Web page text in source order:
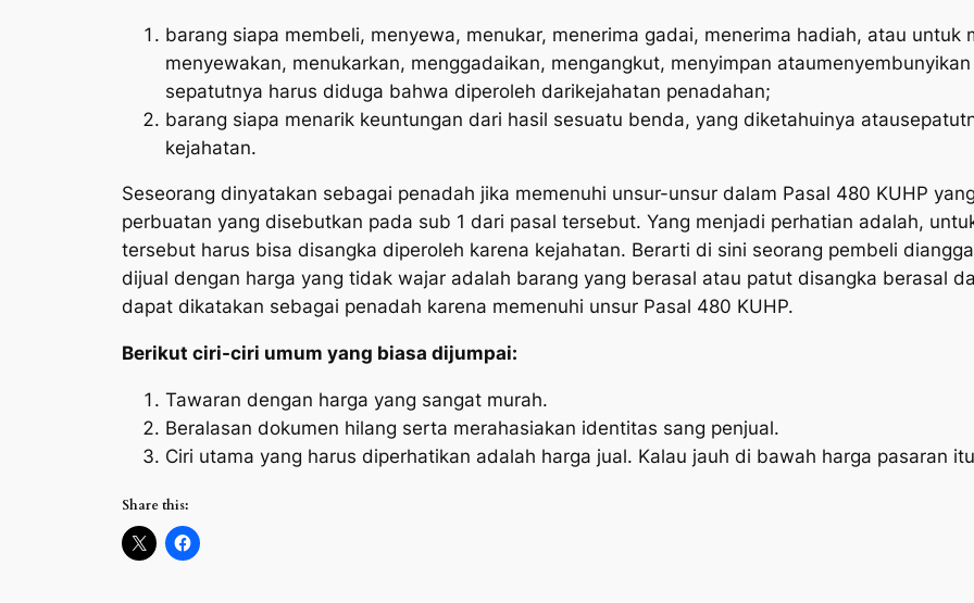
barang siapa membeli, menyewa, menukar, menerima gadai, menerima hadiah, atau untuk
menyewakan, menukarkan, menggadaikan, mengangkut, menyimpan atau
sepatutnya harus diduga bahwa diperoleh darikejahatan penadahan;
barang siapa menarik keuntungan dari hasil sesuatu benda, yang diketahuinya atau
kejahatan.
Seseorang dinyatakan sebagai penadah jika memenuhi unsur-unsur dalam Pasal 480 KUHP
perbuatan yang disebutkan pada sub 1 dari pasal tersebut. Yang menjadi perhatian adalah,
tersebut harus bisa disangka diperoleh karena kejahatan. Berarti di sini seorang pembeli
dijual dengan harga yang tidak wajar adalah barang yang berasal atau patut disangka berasal
dapat dikatakan sebagai penadah karena memenuhi unsur Pasal 480 KUHP.
Berikut ciri-ciri umum yang biasa dijumpai:
Tawaran dengan harga yang sangat murah.
Beralasan dokumen hilang serta merahasiakan identitas sang penjual.
Ciri utama yang harus diperhatikan adalah harga jual. Kalau jauh di bawah harga pasaran
Share this: